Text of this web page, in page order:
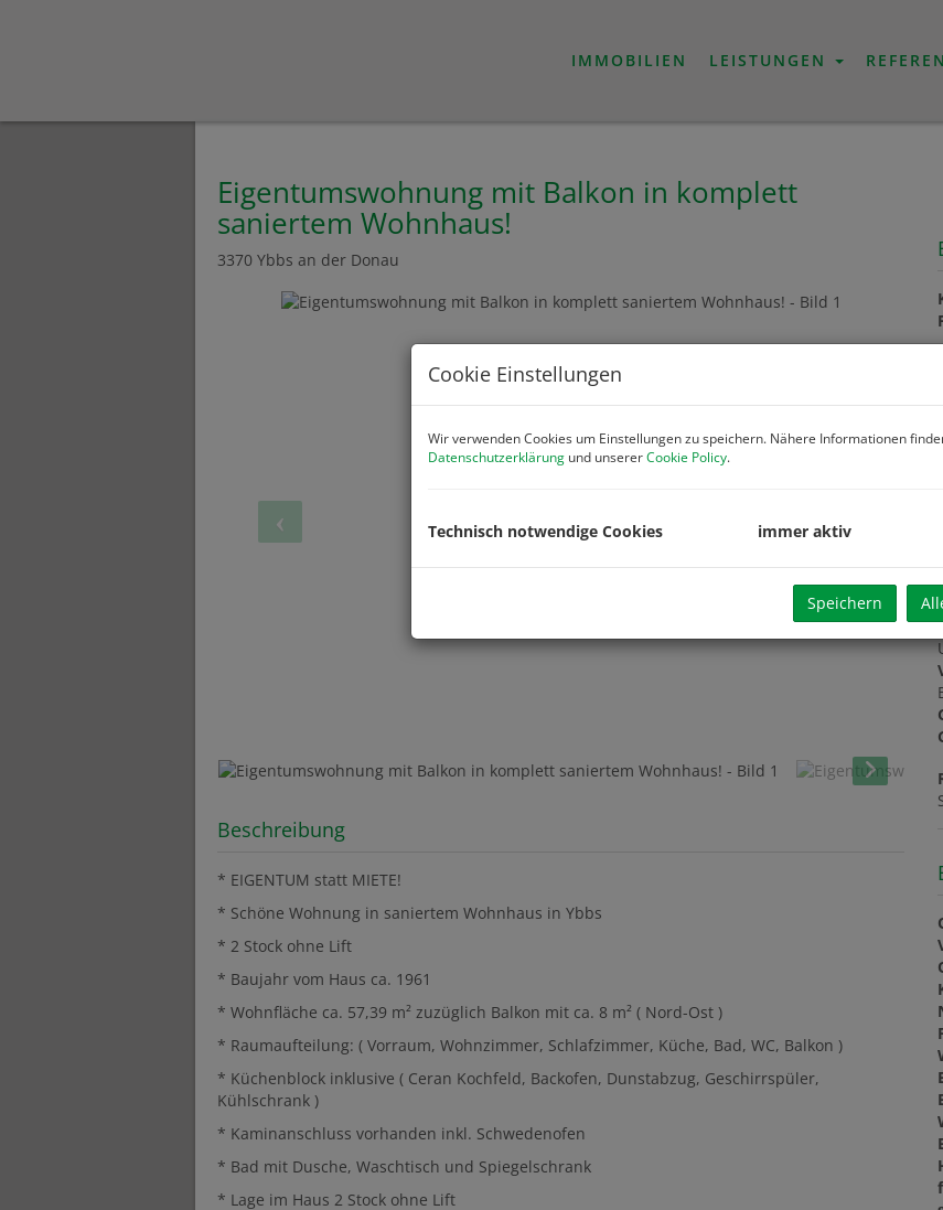
IMMOBILIEN LEISTUNGEN
Eigentumswohnung mit Balkon in komplett
saniertem Wohnhaus!
3370 Ybbs an der Donau
Beschreibung
* EIGENTUM statt MIETE!
* Schöne Wohnung in saniertem Wohnhaus in Ybbs
* 2 Stock ohne Lift
* Baujahr vom Haus ca. 1961
* Wohnfläche ca. 57,39 m² zuzüglich Balkon mit ca. 8 m² ( Nord-Ost )
* Raumaufteilung: ( Vorraum, Wohnzimmer, Schlafzimmer, Küche, Bad, WC, Balkon )
* Küchenblock inklusive ( Ceran Kochfeld, Backofen, Dunstabzug, Geschirrspüler,
Kühlschrank )
* Kaminanschluss vorhanden inkl. Schwedenofen
* Bad mit Dusche, Waschtisch und Spiegelschrank
* Lage im Haus 2 Stock ohne Lift
Cookie Einstellungen
Wir verwenden Cookies um Einstellungen zu speichern. Nähere Informationen
Datenschutzerklärung und unsererCookie Policy.
Technisch notwendige Cookies immer aktiv
Speichern